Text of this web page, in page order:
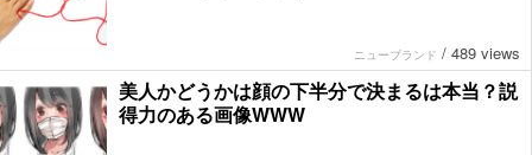
ニューブランド / 489 views
美人かどうかは顔の下半分で決まるは本当？説
得力のある画像WWW